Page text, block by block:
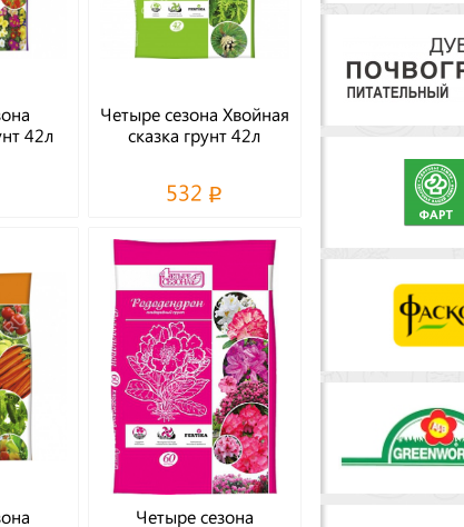
42л
Четыре сезона Хвойная
сказка грунт 42л
532
Четыре сезона